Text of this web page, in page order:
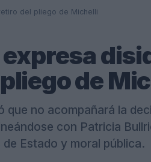
del pliego de Michelli
de
que no acompañará la
con Patricia
Estado y moral pública.